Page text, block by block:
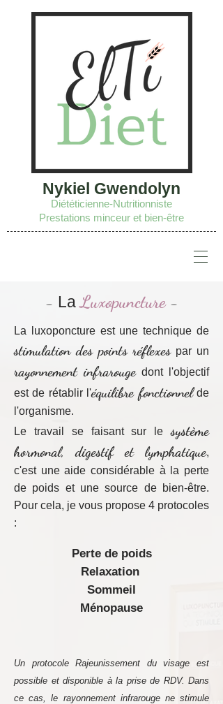
Nykiel Gwendolyn
Diététicienne-Nutritionniste
Prestations minceur et bien-être
- La Luxopuncture-
La luxoponcture est une technique de
stimulation des points réflexespar un
rayonnement infrarougedont l'objectif
est de rétablir l'équilibre fonctionnelde
l'organisme.
Le travail se faisant sur lesystème
hormonal, digestif et lymphatique,
c'est une aide considérable à la perte
de poids et une source de bien-être.
Pour cela, je vous propose 4 protocoles
:
Un protocole Rajeunissement du visage est
possible et disponible à la prise de RDV. Dans
ce cas, le rayonnement infrarouge ne stimule
Perte de poids
Relaxation
Sommeil
Ménopause